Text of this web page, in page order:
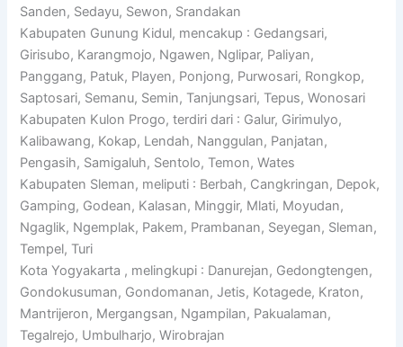
Sanden, Sedayu, Sewon, Srandakan
Kabupaten Gunung Kidul, mencakup : Gedangsari,
Girisubo, Karangmojo, Ngawen, Nglipar, Paliyan,
Panggang, Patuk, Playen, Ponjong, Purwosari, Rongkop,
Saptosari, Semanu, Semin, Tanjungsari, Tepus, Wonosari
Kabupaten Kulon Progo, terdiri dari : Galur, Girimulyo,
Kalibawang, Kokap, Lendah, Nanggulan, Panjatan,
Pengasih, Samigaluh, Sentolo, Temon, Wates
Kabupaten Sleman, meliputi : Berbah, Cangkringan, Depok,
Gamping, Godean, Kalasan, Minggir, Mlati, Moyudan,
Ngaglik, Ngemplak, Pakem, Prambanan, Seyegan, Sleman,
Tempel, Turi
Kota Yogyakarta , melingkupi : Danurejan, Gedongtengen,
Gondokusuman, Gondomanan, Jetis, Kotagede, Kraton,
Mantrijeron, Mergangsan, Ngampilan, Pakualaman,
Tegalrejo, Umbulharjo, Wirobrajan